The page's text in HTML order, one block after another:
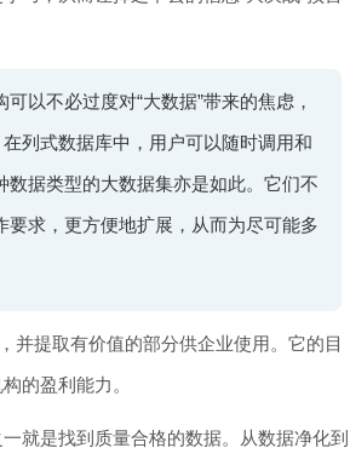
以不必过度对“大数据”带来的焦虑，
列式数据库中，用户可以随时调用和
据类型的大数据集亦是如此。它们不
求，更方便地扩展，从而为尽可能多
并提取有价值的部分供企业使用。它的目
的盈利能力。
就是找到质量合格的数据。从数据净化到